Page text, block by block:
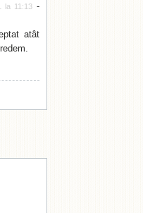
la 11:13 -
atât